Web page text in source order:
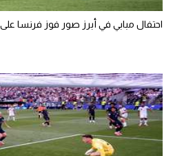
احتفال مبابي في أبرز صور فوز فرنسا